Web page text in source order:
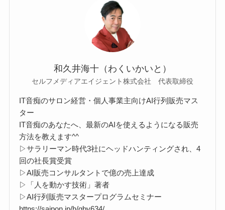
和久井海十（わくいかいと）
セルフメディアエイジェント株式会社 代表取締役
IT音痴のサロン経営・個人事業主向けAI行列販売マス
ター
IT音痴のあなたへ、最新のAIを使えるようになる販売
方法を教えます^^
▷サラリーマン時代3社にヘッドハンティングされ、4
回の社長賞受賞
▷AI販売コンサルタントで億の売上達成
▷「人を動かす技術」著者
▷AI行列販売マスタープログラムセミナー